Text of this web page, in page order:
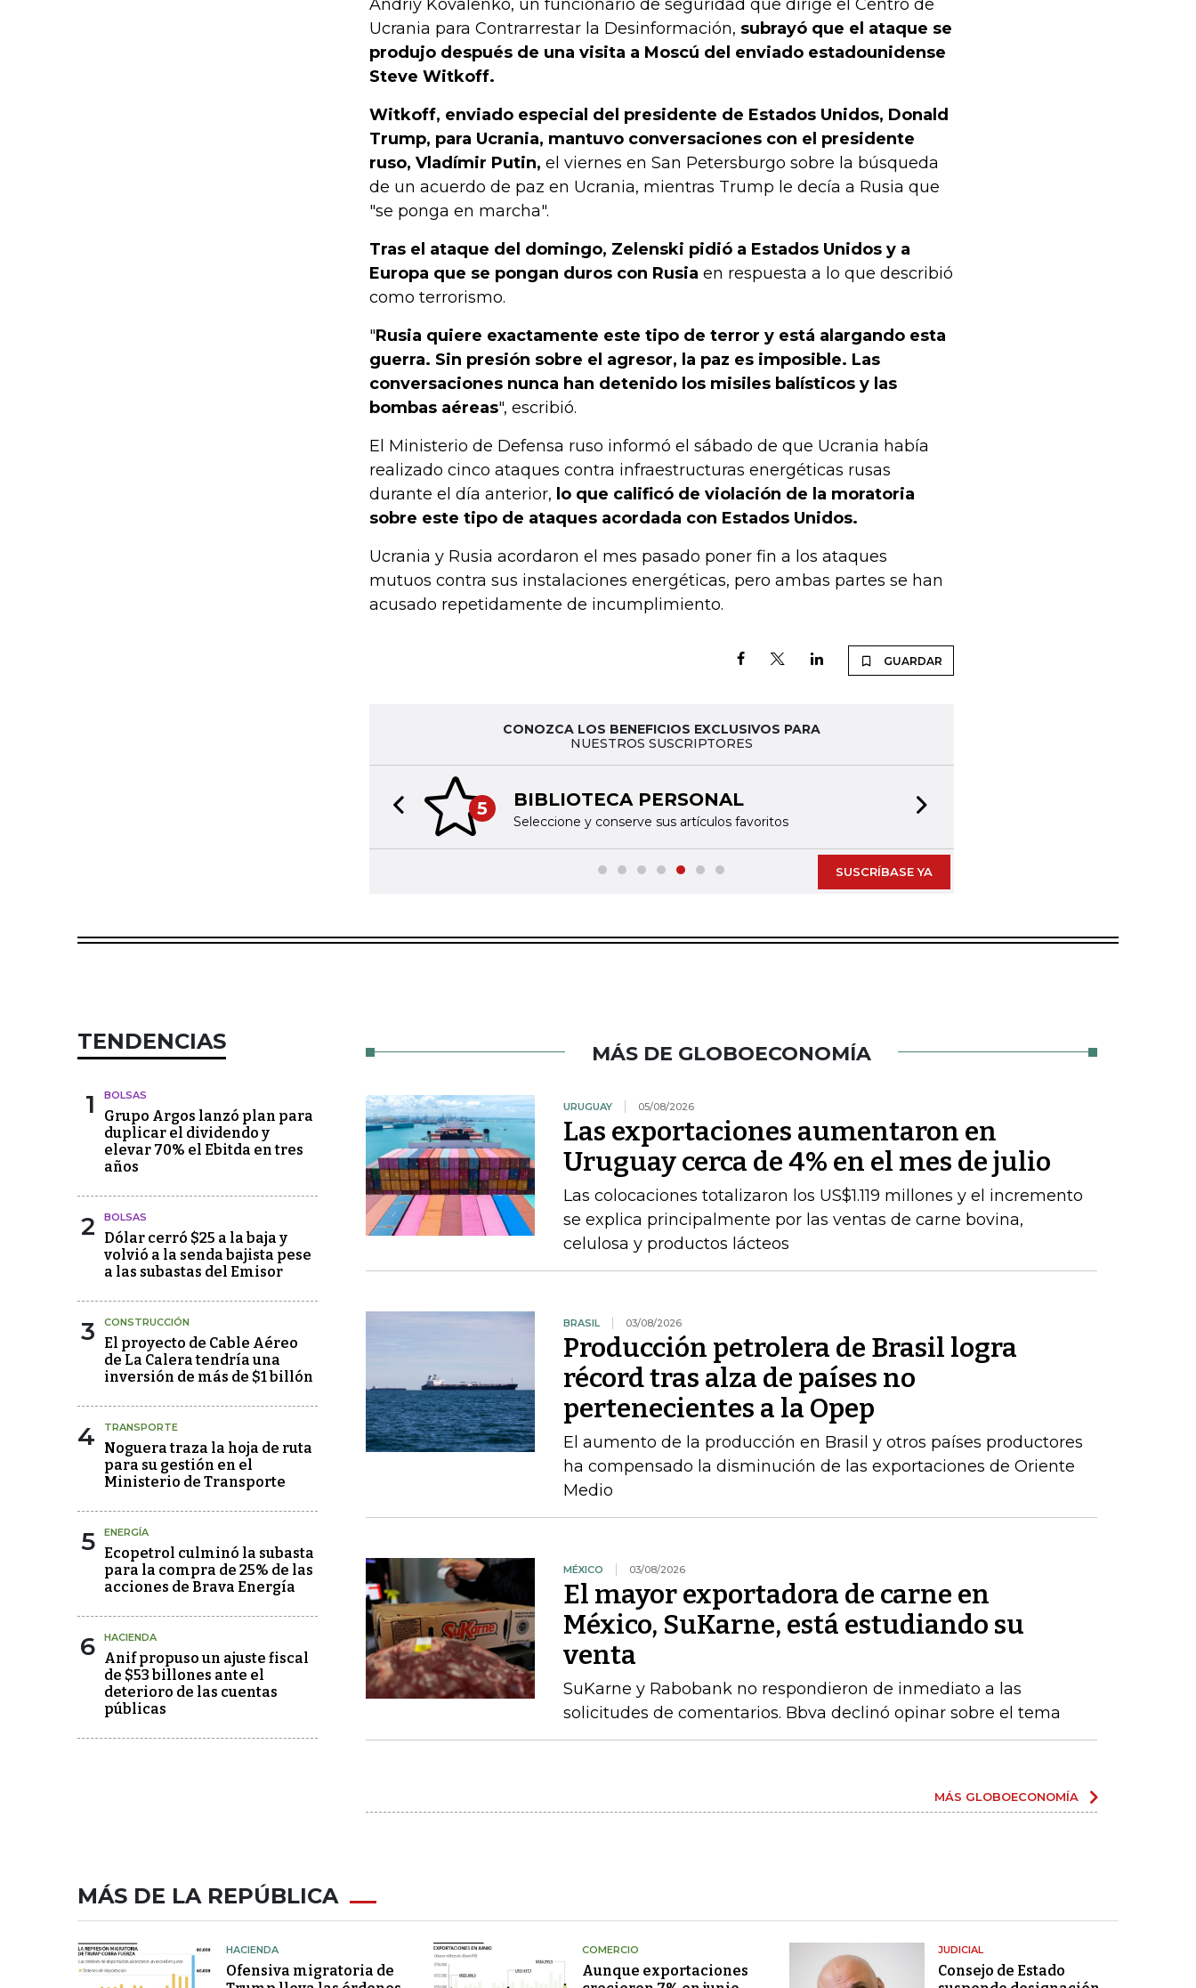
Andriy Kovalenko, un funcionario de seguridad que dirige el Centro de
Ucrania para Contrarrestar la Desinformación, subrayó que el ataque se
produjo después de una visita a Moscú del enviado estadounidense
Steve Witkoff.
Witkoff, enviado especial del presidente de Estados Unidos, Donald
Trump, para Ucrania, mantuvo conversaciones con el presidente
ruso, Vladímir Putin, el viernes en San Petersburgo sobre la búsqueda
de un acuerdo de paz en Ucrania, mientras Trump le decía a Rusia que
"se ponga en marcha".
Tras el ataque del domingo, Zelenski pidió a Estados Unidos y a
Europa que se pongan duros con Rusia en respuesta a lo que describió
como terrorismo.
"Rusia quiere exactamente este tipo de terror y está alargando esta
guerra. Sin presión sobre el agresor, la paz es imposible. Las
conversaciones nunca han detenido los misiles balísticos y las
bombas aéreas", escribió.
El Ministerio de Defensa ruso informó el sábado de que Ucrania había
realizado cinco ataques contra infraestructuras energéticas rusas
durante el día anterior, lo que calificó de violación de la moratoria
sobre este tipo de ataques acordada con Estados Unidos.
Ucrania y Rusia acordaron el mes pasado poner fin a los ataques
mutuos contra sus instalaciones energéticas, pero ambas partes se han
acusado repetidamente de incumplimiento.
GUARDAR
CONOZCA LOS BENEFICIOS EXCLUSIVOS PARA
NUESTROS SUSCRIPTORES
5 BIBLIOTECA PERSONAL
Seleccione y conserve sus artículos favoritos
Previous slide
SUSCRÍBASE YA
TENDENCIAS
1 BOLSAS
Grupo Argos lanzó plan para
duplicar el dividendo y
elevar 70% el Ebitda en tres
años
2 BOLSAS
Dólar cerró $25 a la baja y
volvió a la senda bajista pese
a las subastas del Emisor
3 CONSTRUCCIÓN
El proyecto de Cable Aéreo
de La Calera tendría una
inversión de más de $1 billón
4 TRANSPORTE
Noguera traza la hoja de ruta
para su gestión en el
Ministerio de Transporte
5 ENERGÍA
Ecopetrol culminó la subasta
para la compra de 25% de las
acciones de Brava Energía
6 HACIENDA
Anif propuso un ajuste fiscal
de $53 billones ante el
deterioro de las cuentas
públicas
MÁS DE GLOBOECONOMÍA
URUGUAY 05/08/2026
Las exportaciones aumentaron en
Uruguay cerca de 4% en el mes de julio
Las colocaciones totalizaron los US$1.119 millones y el incremento
se explica principalmente por las ventas de carne bovina,
celulosa y productos lácteos
BRASIL 03/08/2026
Producción petrolera de Brasil logra
récord tras alza de países no
pertenecientes a la Opep
El aumento de la producción en Brasil y otros países productores
ha compensado la disminución de las exportaciones de Oriente
Medio
MÉXICO 03/08/2026
El mayor exportadora de carne en
México, SuKarne, está estudiando su
venta
SuKarne y Rabobank no respondieron de inmediato a las
solicitudes de comentarios. Bbva declinó opinar sobre el tema
MÁS GLOBOECONOMÍA
MÁS DE LA REPÚBLICA
HACIENDA
Ofensiva migratoria de
COMERCIO
Aunque exportaciones
JUDICIAL
Consejo de Estado